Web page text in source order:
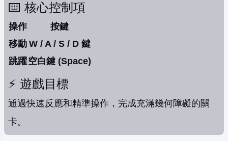
⌨️ 核心控制項
操作
按鍵
移動 W / A / S / D 鍵
跳躍空白鍵 (Space)
⚡️ 遊戲目標
通過快速反應和精準操作，完成充滿幾何障礙的關
卡。